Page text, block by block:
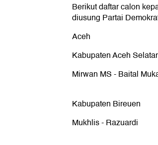
Berikut daftar calon
diusung Partai
Aceh
Kabupaten Aceh
Mirwan MS - Baital
Kabupaten Bireuen
Mukhlis - Razuardi